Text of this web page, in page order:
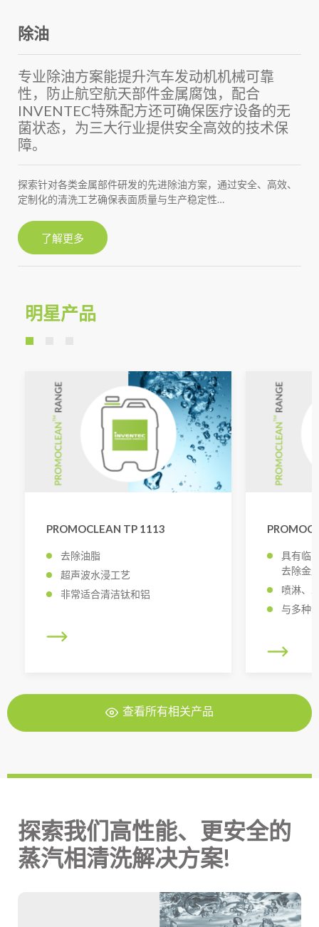
除油
专业除油方案能提升汽车发动机机械可靠
性，防止航空航天部件金属腐蚀，配合
INVENTEC特殊配方还可确保医疗设备的无
菌状态，为三大行业提供安全高效的技术保
障。
探索针对各类金属部件研发的先进除油方案，通过安全、高效、
定制化的清洗工艺确保表面质量与生产稳定性…
了解更多
明星产品
PROMOCLEAN TP 1113
去除油脂
超声波水浸工艺
非常适合清洁钛和铝
具有临
去除金
喷淋、
与多种
查看所有相关产品
探索我们高性能、更安全的
蒸汽相清洗解决方案!